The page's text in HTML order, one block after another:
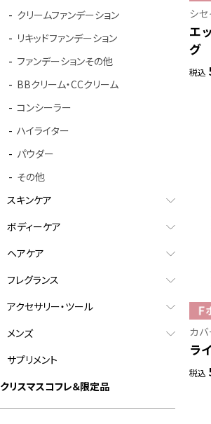
シ
エ
グ
税込
カ
ラ
税込
クリームファンデーション
リキッドファンデーション
ファンデーションその他
BBクリーム・CCクリーム
コンシーラー
ハイライター
パウダー
その他
スキンケア
ボディーケア
ヘアケア
フレグランス
アクセサリー・ツール
メンズ
サプリメント
クリスマスコフレ＆限定品